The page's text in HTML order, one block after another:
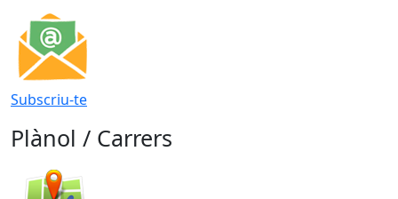
Subscriu-te
Plànol / Carrers